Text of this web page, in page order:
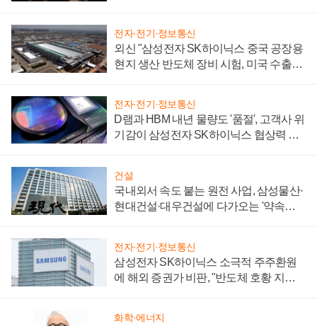
전자·전기·정보통신
외신 "삼성전자 SK하이닉스 중국 공장용
현지 생산 반도체 장비 시험, 미국 수출통
전자·전기·정보통신
D램과 HBM 내년 물량도 '품절', 고객사 위
기감이 삼성전자 SK하이닉스 협상력 더
건설
국내외서 속도 붙는 원전 사업, 삼성물산·
현대건설·대우건설에 다가오는 '약속의
전자·전기·정보통신
삼성전자 SK하이닉스 소극적 주주환원
에 해외 증권가 비판, "반도체 호황 지속
화학·에너지